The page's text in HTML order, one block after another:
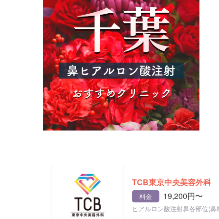
TCB東京中央美容外科
料金 19,200円〜
ヒアルロン酸注射鼻各部位(鼻